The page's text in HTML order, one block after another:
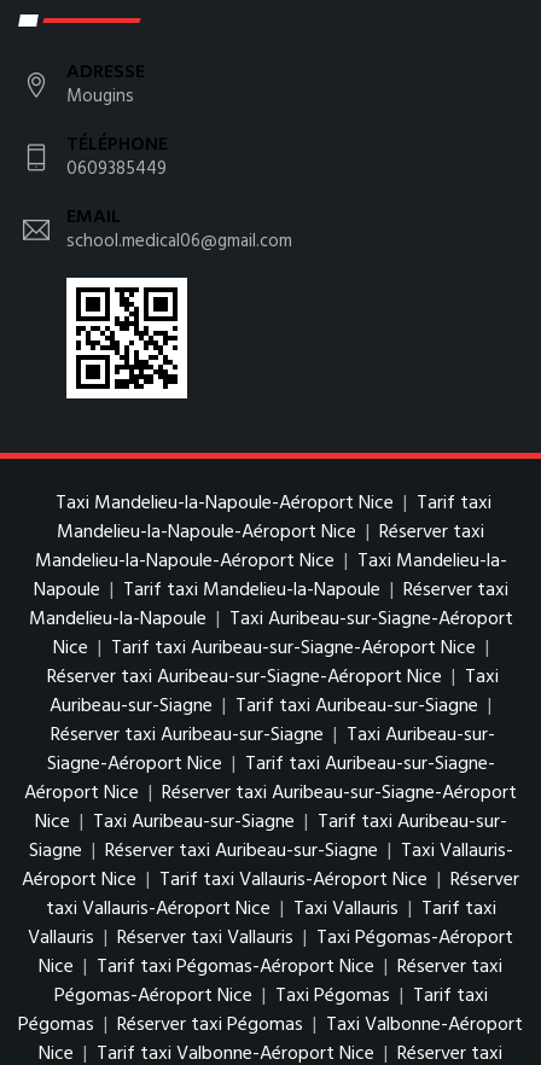
ADRESSE
Mougins
TÉLÉPHONE
0609385449
EMAIL
school.medical06@gmail.com
Taxi Mandelieu-la-Napoule-Aéroport Nice | Tarif taxi
Mandelieu-la-Napoule-Aéroport Nice | Réserver taxi
Mandelieu-la-Napoule-Aéroport Nice | Taxi Mandelieu-la-
Napoule | Tarif taxi Mandelieu-la-Napoule | Réserver taxi
Mandelieu-la-Napoule | Taxi Auribeau-sur-Siagne-Aéroport
Nice | Tarif taxi Auribeau-sur-Siagne-Aéroport Nice |
Réserver taxi Auribeau-sur-Siagne-Aéroport Nice | Taxi
Auribeau-sur-Siagne | Tarif taxi Auribeau-sur-Siagne |
Réserver taxi Auribeau-sur-Siagne | Taxi Auribeau-sur-
Siagne-Aéroport Nice | Tarif taxi Auribeau-sur-Siagne-
Aéroport Nice | Réserver taxi Auribeau-sur-Siagne-Aéroport
Nice | Taxi Auribeau-sur-Siagne | Tarif taxi Auribeau-sur-
Siagne | Réserver taxi Auribeau-sur-Siagne | Taxi Vallauris-
Aéroport Nice | Tarif taxi Vallauris-Aéroport Nice | Réserver
taxi Vallauris-Aéroport Nice | Taxi Vallauris | Tarif taxi
Vallauris | Réserver taxi Vallauris | Taxi Pégomas-Aéroport
Nice | Tarif taxi Pégomas-Aéroport Nice | Réserver taxi
Pégomas-Aéroport Nice | Taxi Pégomas | Tarif taxi
Pégomas | Réserver taxi Pégomas | Taxi Valbonne-Aéroport
Nice | Tarif taxi Valbonne-Aéroport Nice | Réserver taxi